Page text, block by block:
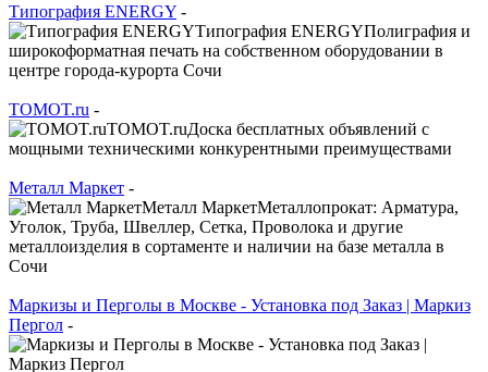
Типография ENERGY -
Типография ENERGYПолиграфия и
широкоформатная печать на собственном оборудовании в
центре города-курорта Сочи
TOMOT.ru -
TOMOT.ruДоска бесплатных объявлений с
мощными техническими конкурентными преимуществами
Металл Маркет -
Металл МаркетМеталлопрокат: Арматура,
Уголок, Труба, Швеллер, Сетка, Проволока и другие
металлоизделия в сортаменте и наличии на базе металла в
Сочи
Маркизы и Перголы в Москве - Установка под Заказ | Маркиз
Пергол -